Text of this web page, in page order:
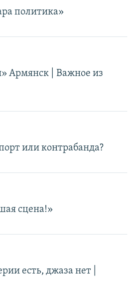
политика»
Армянск | Важное из
или контрабанда?
сцена!»
есть, джаза нет |